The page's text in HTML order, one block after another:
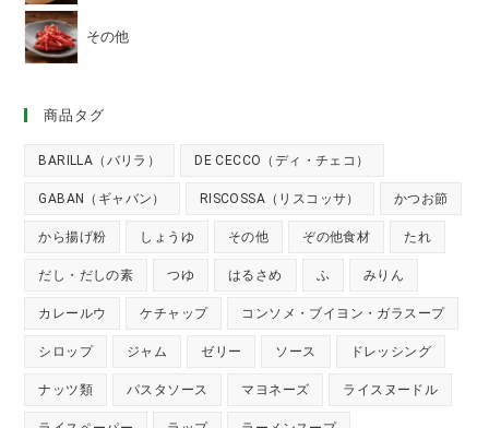
その他
商品タグ
BARILLA（バリラ） DE CECCO（ディ・チェコ）
GABAN（ギャバン） RISCOSSA（リスコッサ） かつお節
から揚げ粉 しょうゆ その他 ぞの他食材 たれ
だし・だしの素 つゆ はるさめ ふ みりん
カレールウ ケチャップ コンソメ・ブイヨン・ガラスープ
シロップ ジャム ゼリー ソース ドレッシング
ナッツ類 パスタソース マヨネーズ ライスヌードル